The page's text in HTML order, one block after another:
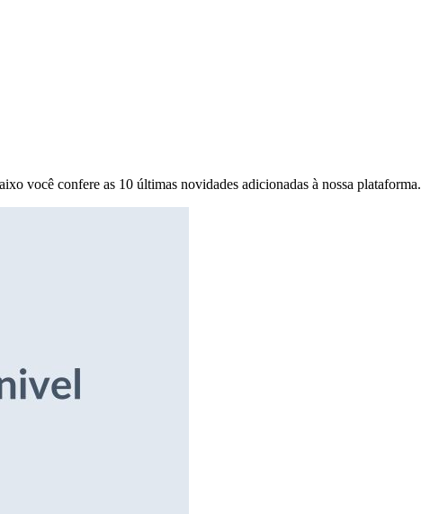
você confere as 10 últimas novidades adicionadas à nossa plataforma.